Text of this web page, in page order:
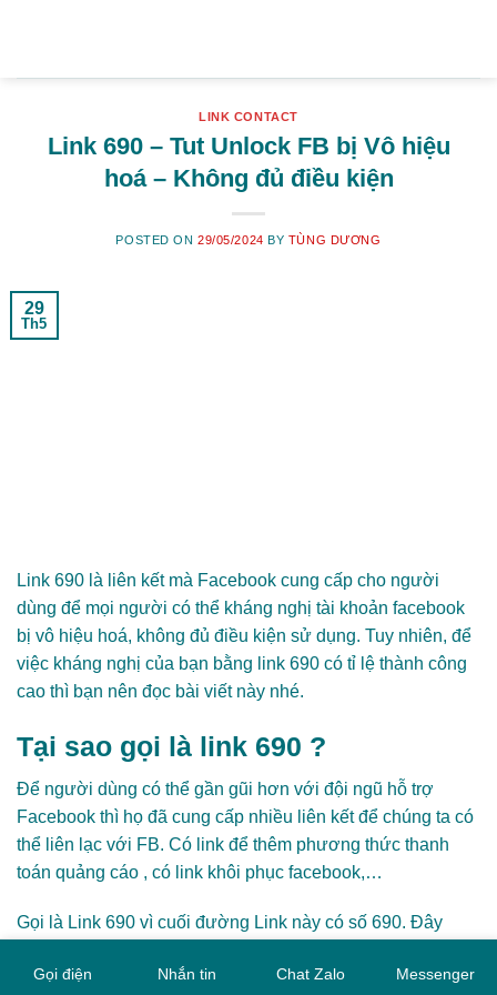
LINK CONTACT
Link 690 – Tut Unlock FB bị Vô hiệu
hoá – Không đủ điều kiện
POSTED ON 29/05/2024 BYTÙNG DƯƠNG
29
Th5
Link 690 là liên kết mà Facebook cung cấp cho người dùng
để mọi người có thể kháng nghị tài khoản facebook bị vô
hiệu hoá, không đủ điều kiện sử dụng. Tuy nhiên, để việc
kháng nghị của bạn bằng link 690 có tỉ lệ thành công cao thì
bạn nên đọc bài viết này nhé.
Tại sao gọi là link 690 ?
Để người dùng có thể gần gũi hơn với đội ngũ hỗ trợ
Facebook thì họ đã cung cấp nhiều liên kết để chúng ta có
thể liên lạc với FB. Có link để thêm phương thức thanh toán
quảng cáo , có link khôi phục facebook,…
Gọi là Link 690 vì cuối đường Link này có số 690. Đây cũng
Gọi điện Nhắn tin Chat Zalo Messenger